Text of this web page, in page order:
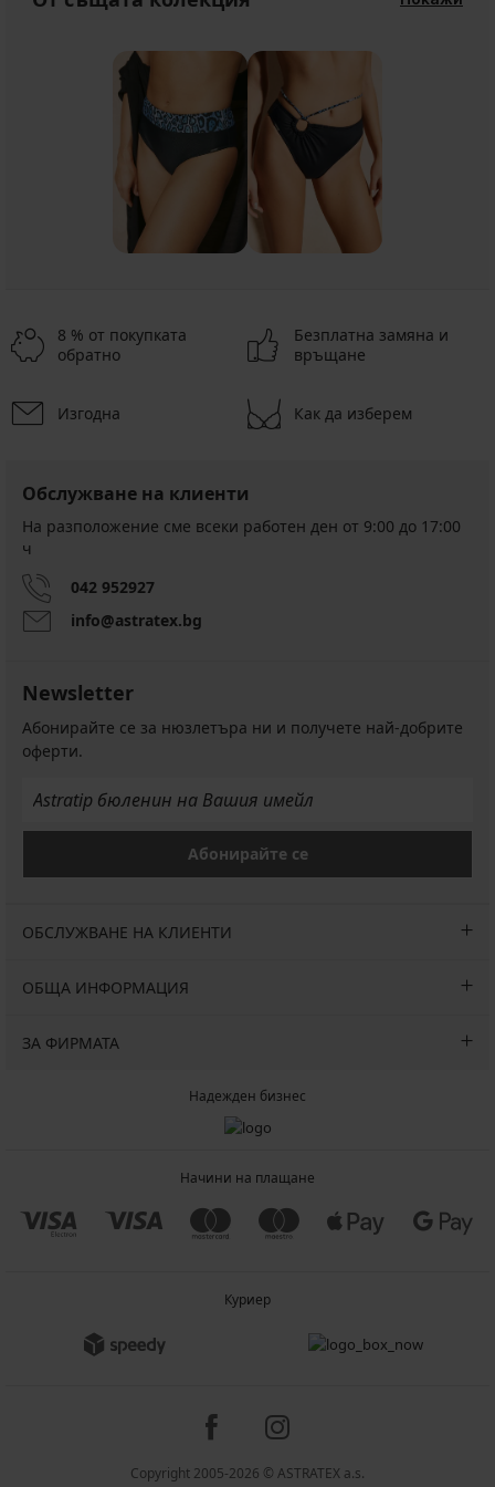
8 % от покупката
обратно
Безплатна замяна и
връщане
Изгодна Как да изберем
Обслужване на клиенти
На разположение сме всеки работен ден от 9:00 до 17:00
ч
042 952927
info@astratex.bg
Newsletter
Абонирайте се за нюзлетъра ни и получете най-добрите
оферти.
Абонирайте се
ОБСЛУЖВАНЕ НА КЛИЕНТИ
ОБЩА ИНФОРМАЦИЯ
ЗА ФИРМАТА
Надежден бизнес
Начини на плащане
Куриер
Copyright 2005-2026 © ASTRATEX a.s.